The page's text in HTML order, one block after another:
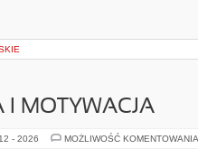
I MOTYWACJA
- 2026 MOŻLIWOŚĆ KOMENTOWANIA